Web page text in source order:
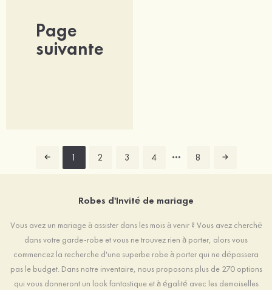
Page
suivante
1 2 3 4 8
Robes d'Invité de mariage
Vous avez un mariage à assister dans les mois à venir ? Vous avez cherché
dans votre garde-robe et vous ne trouvez rien à porter, alors vous
commencez la recherche d'une superbe robe à porter qui ne dépassera
pas le budget. Dans notre inventaire, nous proposons plus de 270 options
qui vous donneront un look fantastique et à égalité avec les demoiselles